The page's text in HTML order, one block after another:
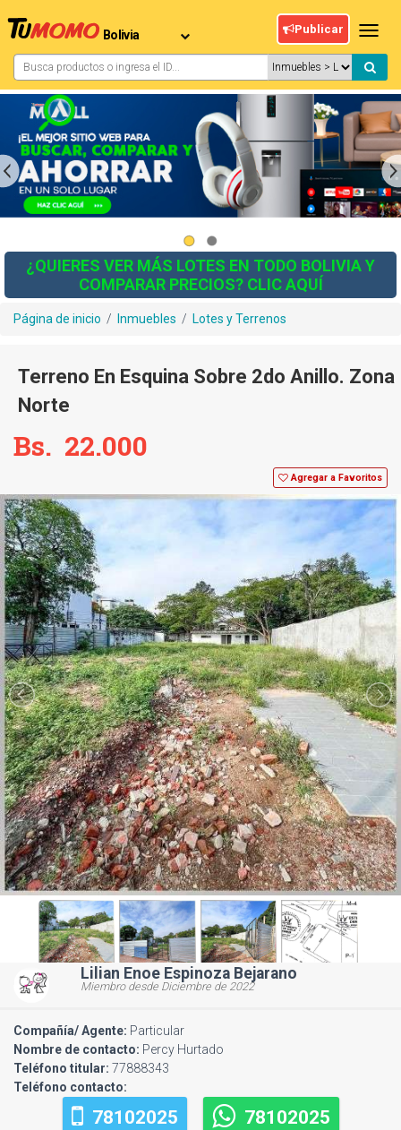
Publicar
¿QUIERES VER MÁS LOTES EN TODO BOLIVIA Y
COMPARAR PRECIOS? CLIC AQUÍ
Página de inicio / Inmuebles / Lotes y Terrenos
Terreno En Esquina Sobre 2do Anillo. Zona
Norte
Bs. 22.000
Agregar a Favoritos
Lilian Enoe Espinoza Bejarano
Miembro desde Diciembre de 2022
Compañía/ Agente: Particular
Nombre de contacto: Percy Hurtado
Teléfono titular: 77888343
Teléfono contacto:
78102025 78102025